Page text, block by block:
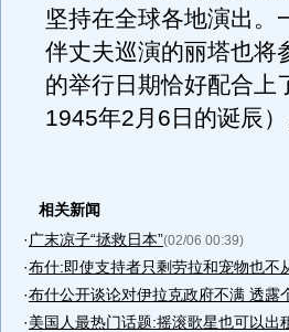
坚持在全球各地演出。
伴丈夫巡演的丽塔也将
的举行日期恰好配合上
1945年2月6日的诞辰）
相关新闻
· 广末凉子“拯救日本”(02/06 00:39)
·布什:即使支持者只剩劳拉和宠物也不
·布什公开谈论对伊拉克政府不满 透露
·美国人最热门话题:摇滚歌星也可以出